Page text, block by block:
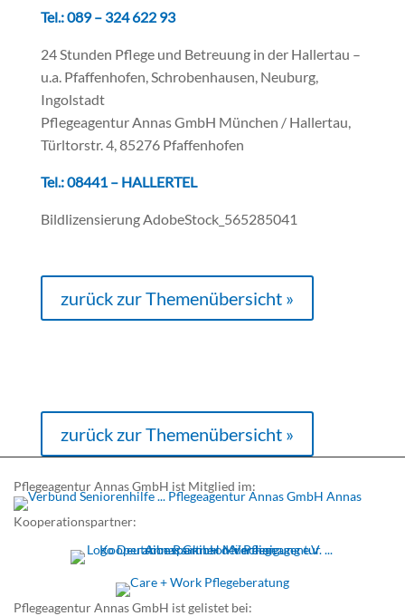
Tel.: 089 – 324 622 93
24 Stunden Pflege und Betreuung in der Hallertau –
u.a. Pfaffenhofen, Schrobenhausen, Neuburg,
Ingolstadt
Pflegeagentur Annas GmbH München / Hallertau,
Türltorstr. 4, 85276 Pfaffenhofen
Tel.: 08441 – HALLERTEL
Bildlizensierung AdobeStock_565285041
zurück zur Themenübersicht »
zurück zur Themenübersicht »
Pflegeagentur Annas GmbH ist Mitglied im:
Kooperationspartner:
Pflegeagentur Annas GmbH ist gelistet bei: